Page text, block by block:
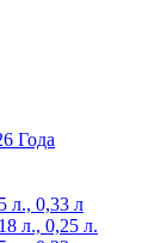
Года
л., 0,33 л
л., 0,25 л.